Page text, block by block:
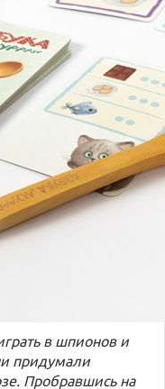
в шпионов и
придумали
Пробравшись на